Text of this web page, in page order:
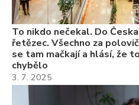
To nikdo nečekal. Do
řetězec. Všechno za
se tam mačkají a hlásí, že
chybělo
3. 7. 2025